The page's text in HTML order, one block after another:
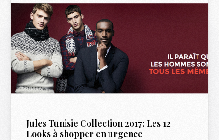
Jules Tunisie Collection 2017: Les 12
Looks à shopper en urgence